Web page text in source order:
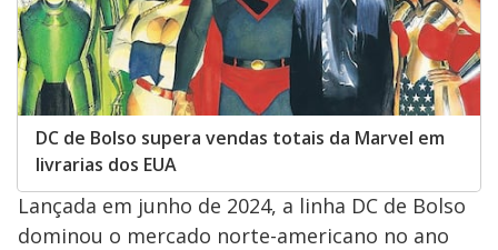
DC de Bolso supera vendas totais da Marvel em
livrarias dos EUA
Lançada em junho de 2024, a linha DC de Bolso
dominou o mercado norte-americano no ano